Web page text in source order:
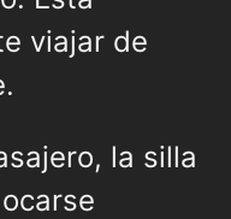
viajar de
la silla